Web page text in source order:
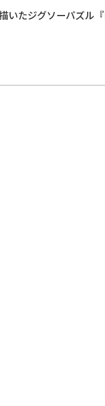
いたジグソーパズル